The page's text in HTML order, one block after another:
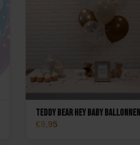
Teddy Bear Hey Baby Ballonnen
9,95